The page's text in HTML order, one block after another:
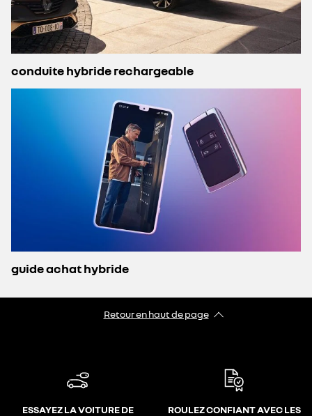
conduite hybride rechargeable
guide achat hybride
Retour en haut de page
ESSAYEZ LA VOITURE DE
ROULEZ CONFIANT AVEC LES